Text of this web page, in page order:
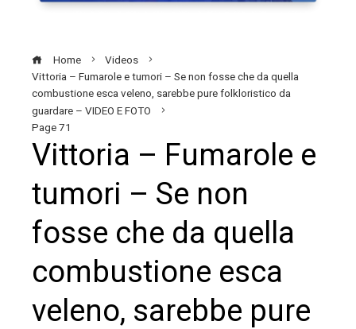
Home
Videos
Vittoria – Fumarole e tumori – Se non fosse che da quella
combustione esca veleno, sarebbe pure folkloristico da
guardare – VIDEO E FOTO
Page 71
Vittoria – Fumarole e
tumori – Se non
fosse che da quella
combustione esca
veleno, sarebbe pure